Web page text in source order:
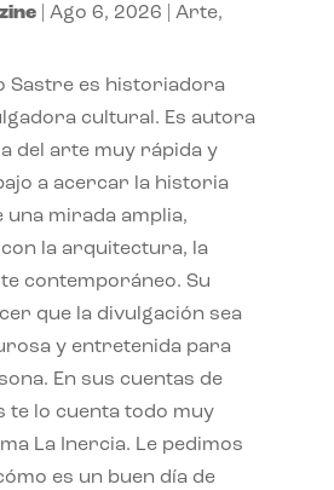
| Ago 6, 2026 Arte,
Sastre es historiadora
cultural. Es autora
del arte muy rápida y
a acercar la historia
una mirada amplia,
la arquitectura, la
contemporáneo. Su
que la divulgación sea
y entretenida para
En sus cuentas de
te lo cuenta todo muy
La Inercia. Le pedimos
es un buen día de